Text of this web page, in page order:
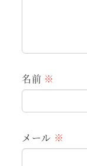
名前 ※
メール ※